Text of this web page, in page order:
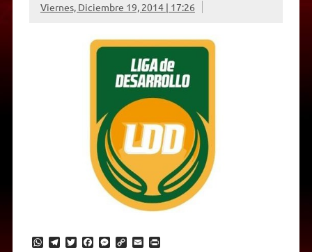
Viernes, Diciembre 19, 2014 | 17:26
W T
T
F
M C
E
P